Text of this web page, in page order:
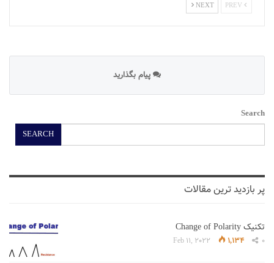
NEXT
پیام بگذارید
Search
SEARCH
پر بازدید ترین مقالات
تکنیک Change of Polarity
Feb 11, 2022 1,134 0